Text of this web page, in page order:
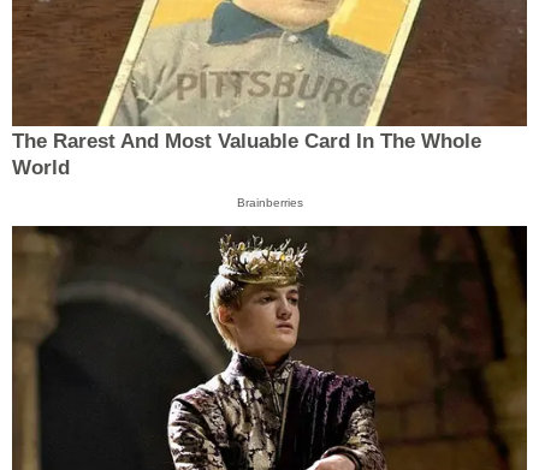
The Rarest And Most Valuable Card In The Whole
World
Brainberries